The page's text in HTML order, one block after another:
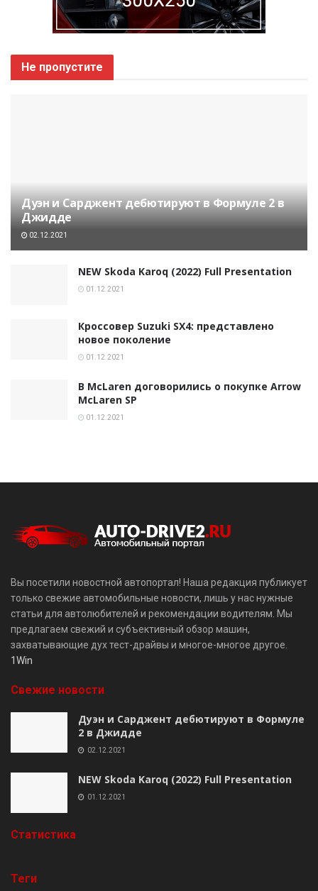
Не пропустите
Дуэн и Сарджент дебютируют в Формуле 2 в
Джидде
02.12.2021
NEW Skoda Karoq (2022) Full Presentation
01.12.2021
Кроссовер Suzuki SX4: представлено
новое поколение
01.12.2021
В McLaren договорились о покупке Arrow
McLaren SP
01.12.2021
Вы посетили новостной автопортал! Наша редакция публикует
только свежие автомобильные новости, лишь у нас нужные
статьи для автолюбителей и рекомендации водителям. Мы
предлагаем свежий и субъективный обзор машин,
захватывающие дух тест-драйвы и многое-многое другое.
1Win
Свежие новости
Дуэн и Сарджент дебютируют в Формуле
2 в Джидде
02.12.2021
NEW Skoda Karoq (2022) Full Presentation
01.12.2021
Cтатистика
Теги